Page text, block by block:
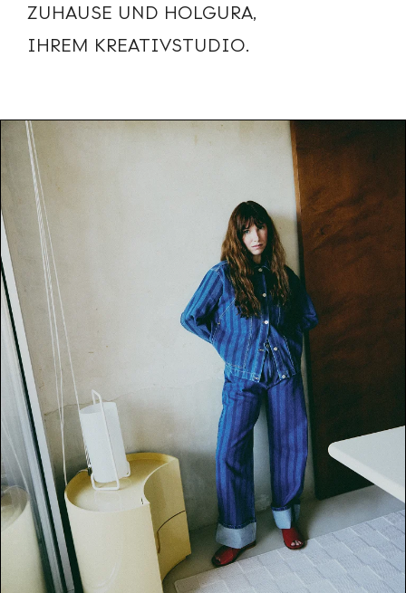
ZUHAUSE UND HOLGURA,
IHREM KREATIVSTUDIO.